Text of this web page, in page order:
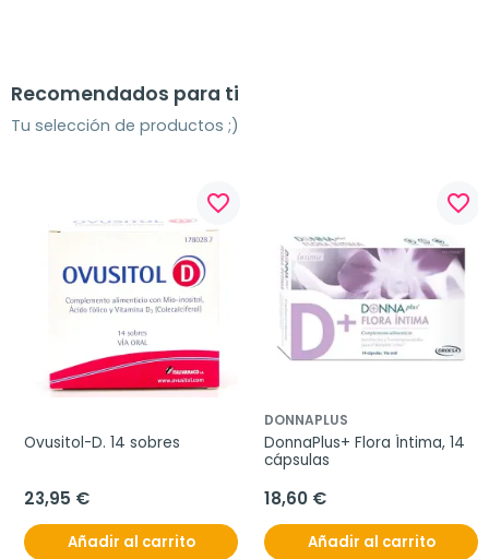
Recomendados para ti
Tu selección de productos ;)
favorite_border
Ovusitol-D. 14 sobres
23,95 €
Añadir al carrito
favorite_border
DONNAPLUS
DonnaPlus+ Flora Íntima, 14
cápsulas
18,60 €
Añadir al carrito